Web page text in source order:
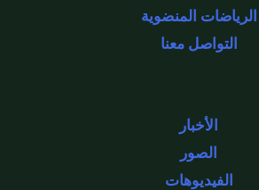
الرياضات المنضوية
التواصل معنا
الأخبار
الصور
الفيديوهات